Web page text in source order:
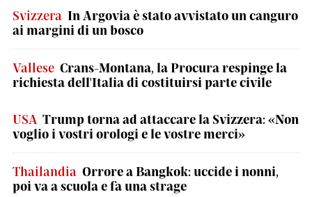
Svizzera In Argovia è stato avvistato un canguro
ai margini di un bosco
Vallese Crans-Montana, la Procura respinge la
richiesta dell'Italia di costituirsi parte civile
USA Trump torna ad attaccare la Svizzera: «Non
voglio i vostri orologi e le vostre merci»
Thailandia Orrore a Bangkok: uccide i nonni,
poi va a scuola e fa una strage